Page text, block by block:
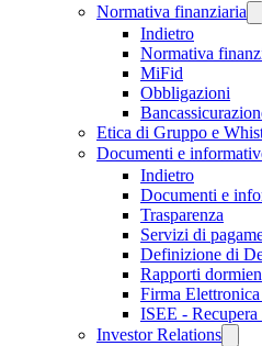
Normativa finanziaria
Indietro
Normativa
MiFid
Obbligazioni
Etica di Gruppo e
Documenti e
Indietro
Documenti e
Trasparenza
Servizi di
Definizione di
Rapporti
Firma Elettronica
ISEE -
Investor Relations